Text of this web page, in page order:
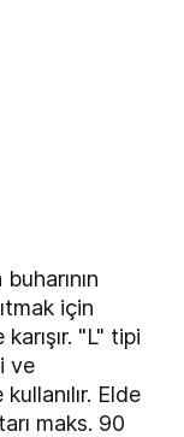
için
karışır. "L" tipi
ve
Elde
maks. 90